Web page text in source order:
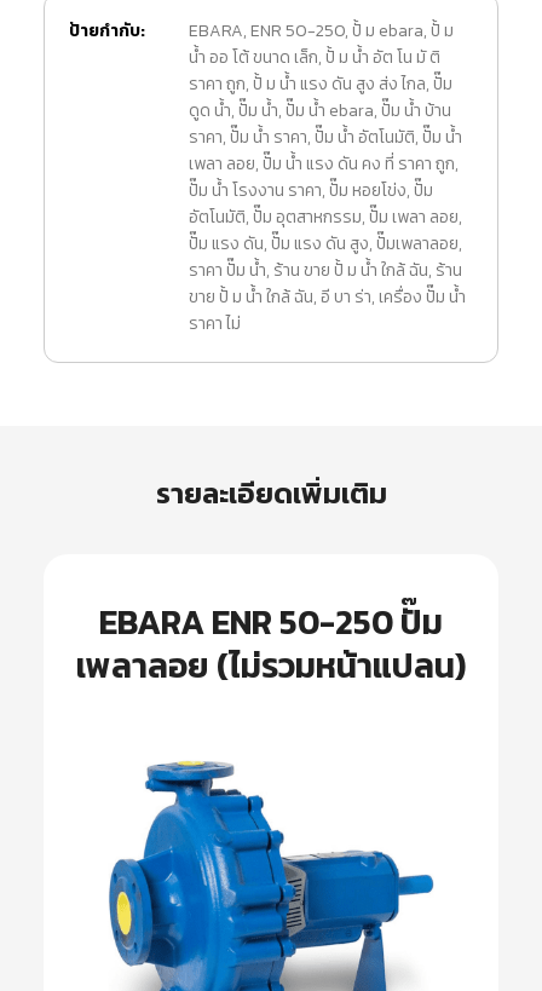
ป้ายกำกับ: EBARA, ENR 50-250, ปั้ ม ebara, ปั้ ม
น้ำ ออ โต้ ขนาด เล็ก, ปั้ ม น้ำ อัต โน มั ติ
ราคา ถูก, ปั้ ม น้ำ แรง ดัน สูง ส่ง ไกล, ปั๊ม
ดูด น้ำ, ปั๊ม น้ำ, ปั๊ม น้ำ ebara, ปั๊ม น้ำ บ้าน
ราคา, ปั๊ม น้ำ ราคา, ปั๊ม น้ำ อัตโนมัติ, ปั๊ม น้ำ
เพลา ลอย, ปั๊ม น้ำ แรง ดัน คง ที่ ราคา ถูก,
ปั๊ม น้ำ โรงงาน ราคา, ปั๊ม หอยโข่ง, ปั๊ม
อัตโนมัติ, ปั๊ม อุตสาหกรรม, ปั๊ม เพลา ลอย,
ปั๊ม แรง ดัน, ปั๊ม แรง ดัน สูง, ปั๊มเพลาลอย,
ราคา ปั๊ม น้ำ, ร้าน ขาย ปั้ ม น้ำ ใกล้ ฉัน, ร้าน
ขาย ปั้ ม น้ํา ใกล้ ฉัน, อี บา ร่า, เครื่อง ปั๊ม น้ำ
ราคา ไม่
รายละเอียดเพิ่มเติม
EBARA ENR 50-250 ปั๊ม
เพลาลอย (ไม่รวมหน้าแปลน)